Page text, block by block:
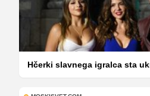
Hčerki slavnega igralca sta